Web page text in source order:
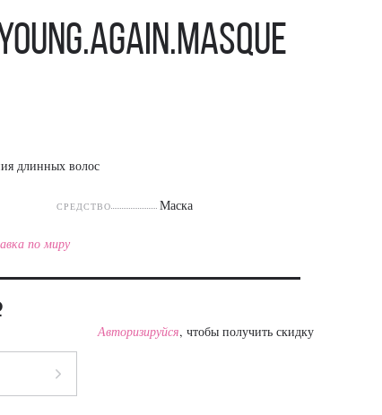
Young.Again.Masque
длинных волос
СРЕДСТВО Маска
по миру
Авторизируйся, чтобы получить скидку